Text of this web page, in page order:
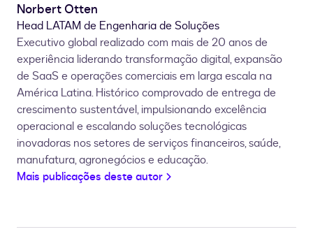
Norbert Otten
Head LATAM de Engenharia de Soluções
Executivo global realizado com mais de 20 anos de
experiência liderando transformação digital, expansão
de SaaS e operações comerciais em larga escala na
América Latina. Histórico comprovado de entrega de
crescimento sustentável, impulsionando excelência
operacional e escalando soluções tecnológicas
inovadoras nos setores de serviços financeiros, saúde,
manufatura, agronegócios e educação.
Mais publicações deste autor